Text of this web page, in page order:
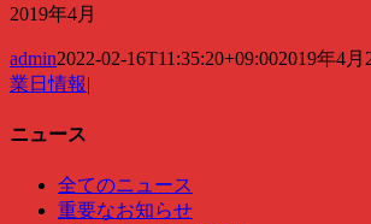
2019年4月
admin2022-02-16T11:35:20+09:002019年4月
業日情報|
ニュース
全てのニュース
重要なお知らせ